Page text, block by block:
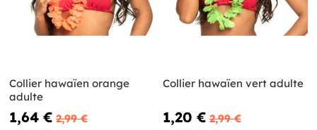
Collier hawaïen orange
adulte
1,64 € 2,99 €
Collier hawaïen vert adulte
1,20 € 2,99 €